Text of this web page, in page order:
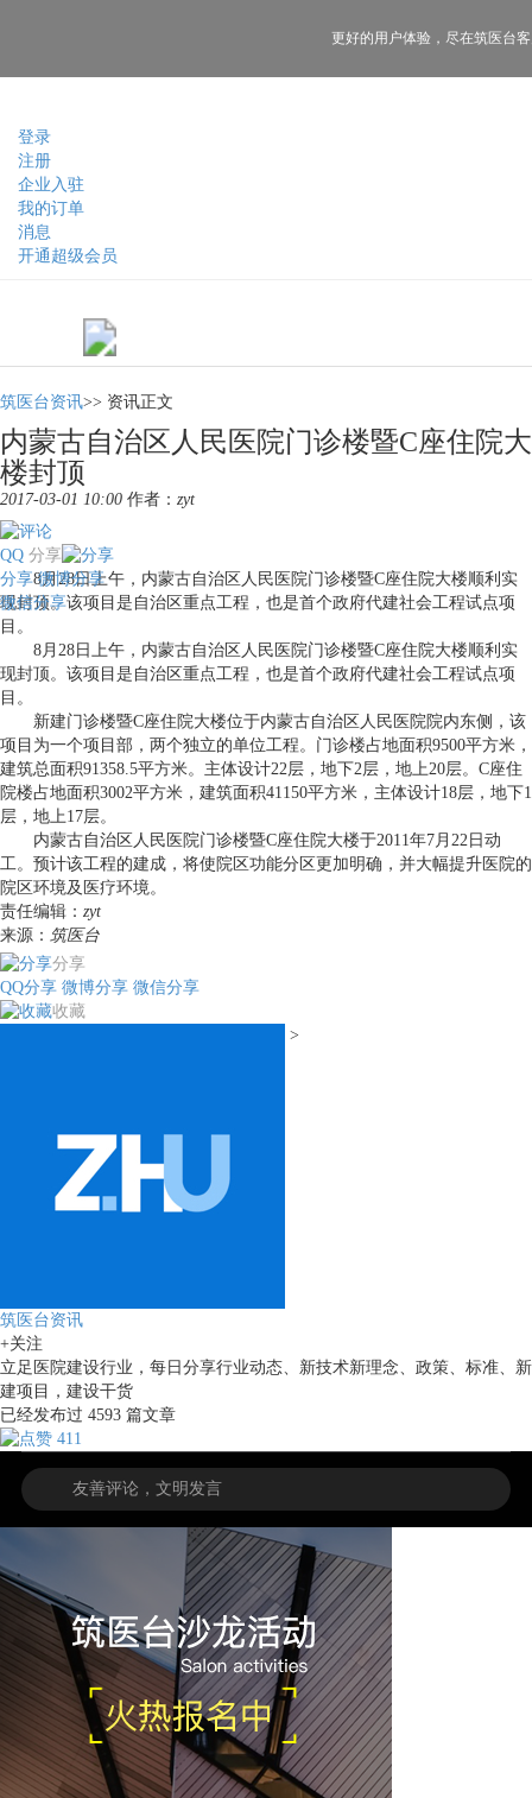
登录
注册
企业入驻
我的订单
消息
开通超级会员
更好的用户体验， 尽在筑医台
筑医台资讯>> 资讯正文
内蒙古自治区人民医院门诊楼暨C座住院大
楼封顶
2017-03-01 10:00 作者： zyt
分享
QQ
分享 微博分享
微信分享
8月28日上午，内蒙古自治区人民医院门诊楼暨C座住院大楼顺利实
现封顶。该项目是自治区重点工程，也是首个政府代建社会工程试点项
目。
8月28日上午，内蒙古自治区人民医院门诊楼暨C座住院大楼顺利实
现封顶。该项目是自治区重点工程，也是首个政府代建社会工程试点项
目。
新建门诊楼暨C座住院大楼位于内蒙古自治区人民医院院内东侧，该
项目为一个项目部，两个独立的单位工程。门诊楼占地面积9500平方米，
建筑总面积91358.5平方米。主体设计22层，地下2层，地上20层。C座住
院楼占地面积3002平方米，建筑面积41150平方米，主体设计18层，地下1
层，地上17层。
内蒙古自治区人民医院门诊楼暨C座住院大楼于2011年7月22日动
工。预计该工程的建成，将使院区功能分区更加明确，并大幅提升医院的
院区环境及医疗环境。
责任编辑： zyt
来源： 筑医台
分享
QQ分享 微博分享 微信分享
收藏
>
筑医台资讯
+关注
立足医院建设行业，每日分享行业动态、新技术新理念、政策、标准、新
建项目，建设干货
已经发布过 4593 篇文章
411